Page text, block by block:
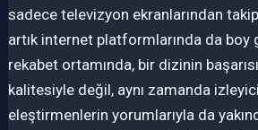
sadece televizyon ekranlarından
artık internet platformlarında da boy
rekabet ortamında, bir dizinin
kalitesiyle değil, aynı zamanda
eleştirmenlerin yorumlarıyla da